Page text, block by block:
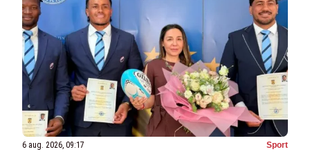
6 aug. 2026, 09:17 Sport